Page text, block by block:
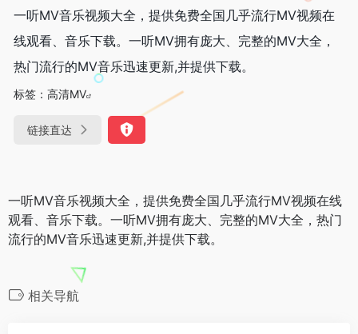
一听MV音乐视频大全，提供免费全国几乎流行MV视频在
线观看、音乐下载。一听MV拥有庞大、完整的MV大全，
热门流行的MV音乐迅速更新,并提供下载。
标签： 高清MV
链接直达
一听MV音乐视频大全，提供免费全国几乎流行MV视频在线
观看、音乐下载。一听MV拥有庞大、完整的MV大全，热门
流行的MV音乐迅速更新,并提供下载。
相关导航